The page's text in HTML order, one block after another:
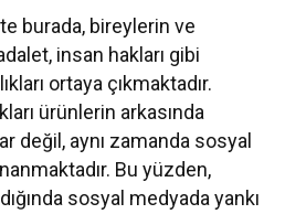
burada, bireylerin ve
insan hakları gibi
ortaya çıkmaktadır.
ürünlerin arkasında
değil, aynı zamanda sosyal
Bu yüzden,
sosyal medyada yankı